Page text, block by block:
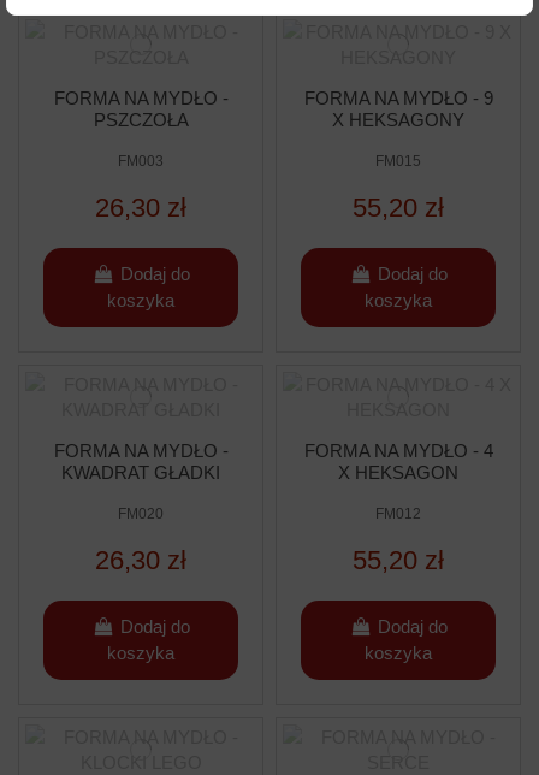
FORMA NA MYDŁO -
PSZCZOŁA
FM003
26,30 zł
Dodaj do
koszyka
FORMA NA MYDŁO - 9
X HEKSAGONY
FM015
55,20 zł
Dodaj do
koszyka
FORMA NA MYDŁO -
KWADRAT GŁADKI
FM020
26,30 zł
Dodaj do
koszyka
FORMA NA MYDŁO - 4
X HEKSAGON
FM012
55,20 zł
Dodaj do
koszyka